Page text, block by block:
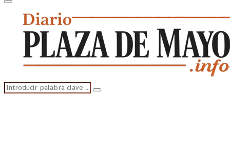
Primary
Menu
Search
for:
Search